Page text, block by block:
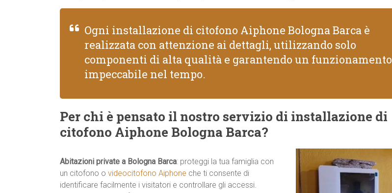
Ogni installazione di citofono Aiphone Bologna Barca è
realizzata con attenzione ai dettagli, utilizzando solo
componenti di alta qualità e garantendo un funzionamento
impeccabile nel tempo.
Per chi è pensato il nostro servizio di installazione di
citofono Aiphone Bologna Barca?
Abitazioni private a Bologna Barca: proteggi la tua famiglia con
un citofono o videocitofono Aiphone che ti consente di
identificare facilmente i visitatori e controllare gli accessi.